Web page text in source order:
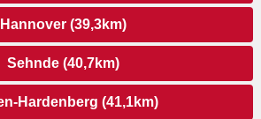
Hannover (39,3km)
Sehnde (40,7km)
Hardenberg (41,1km)